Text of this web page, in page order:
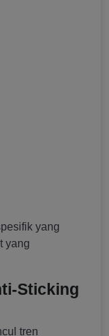
yang
yang
Sticking
tren